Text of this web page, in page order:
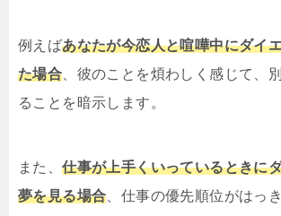
例えばあなたが今恋人と喧嘩中にダイ
た場合 、彼のことを煩わしく感じて、
ることを暗示します。
また、仕事が上手くいっているときに
夢を見る場合 、仕事の優先順位がはっ